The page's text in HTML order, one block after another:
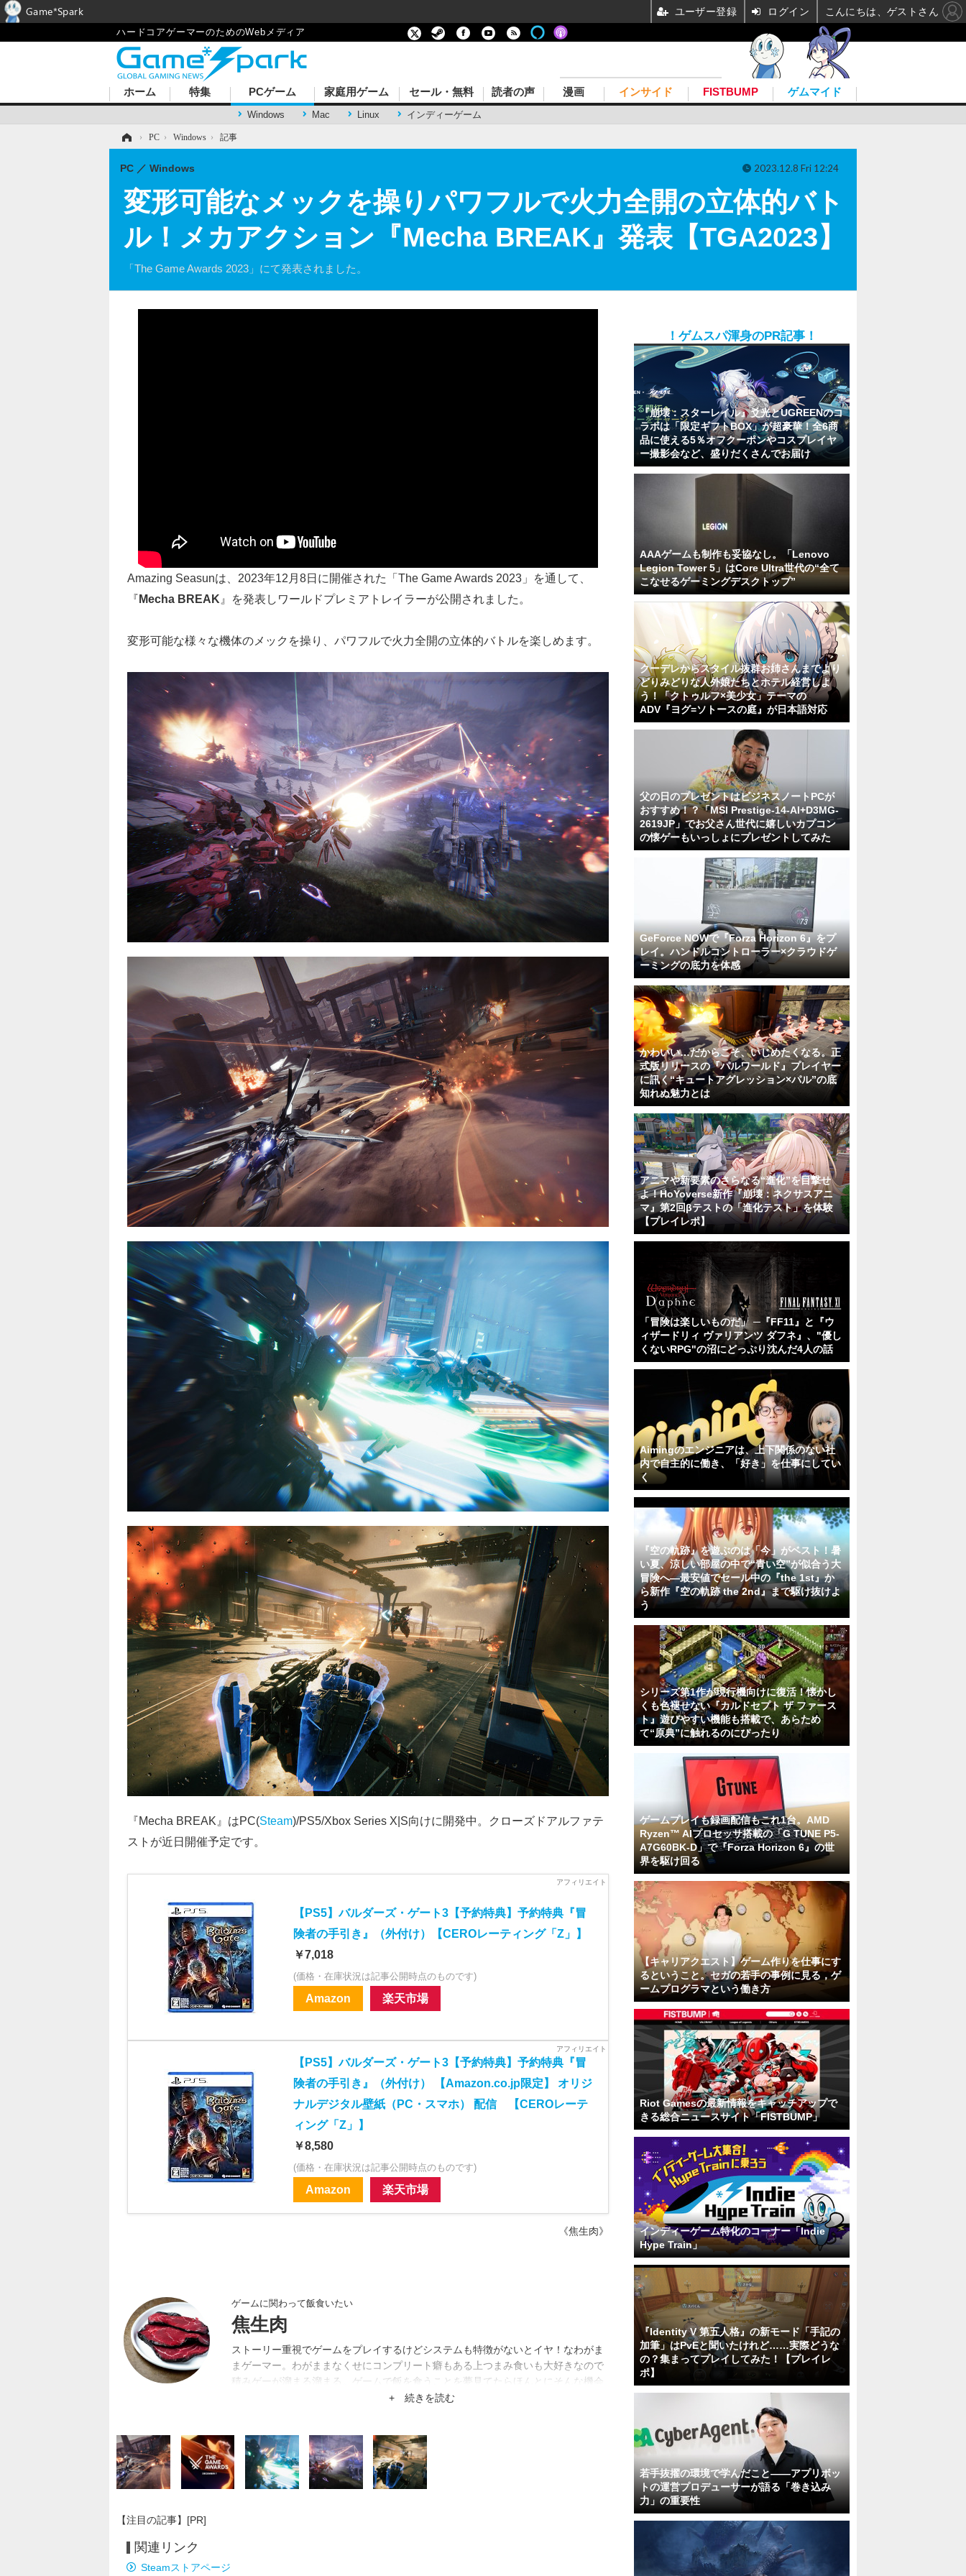
ハードコアゲーマーのためのWebメディア
ホーム 特集 PCゲーム
Windows Mac Linux インディーゲーム
家庭用ゲーム セール・無料 読者の声 漫画 インサイド FISTBUMP ゲムマイド
› PC › Windows › 記事
変形可能なメックを操りパワフルで火力全開の立体的バト
ル！メカアクション『Mecha BREAK』発表【TGA2023】
「The Game Awards 2023」にて発表されました。
PC Windows 2023.12.8 Fri 12:24
Amazing Seasunは、2023年12月8日に開催された「The Game Awards 2023」を通して、
『Mecha BREAK 』を発表しワールドプレミアトレイラーが公開されました。
変形可能な様々な機体のメックを操り、パワフルで火力全開の立体的バトルを楽しめます。
『Mecha BREAK』はPC(Steam)/PS5/Xbox Series X|S向けに開発中。クローズドアルファテ
ストが近日開催予定です。
【PS5】バルダーズ・ゲート3【予約特典】予約特典『冒
険者の手引き』（外付け）【CEROレーティング「Z」】
￥7,018
(価格・在庫状況は記事公開時点のものです)
Amazon 楽天市場
【PS5】バルダーズ・ゲート3【予約特典】予約特典『冒
険者の手引き』（外付け） 【Amazon.co.jp限定】 オリジ
ナルデジタル壁紙（PC・スマホ） 配信 【CEROレーテ
ィング「Z」】
￥8,580
(価格・在庫状況は記事公開時点のものです)
Amazon 楽天市場
《焦生肉》
ゲームに関わって飯食いたい
焦生肉
ストーリー重視でゲームをプレイするけどシステムも特徴がないとイヤ！なわがま
まゲーマー。わがままなくせにコンプリート癖もある上つまみ食いも大好きなので
積みゲーが溜まる溜まる。ゲームで飯を食うことを夢見てたらほんとにそんな機会
+ 続きを読む
【注目の記事】[PR]
関連リンク
Steamストアページ
！ゲムスパ渾身のPR記事！
『崩壊：スターレイル』爻光とUGREENのコ
ラボは「限定ギフトBOX」が超豪華！全6商
品に使える5％オフクーポンやコスプレイヤ
ー撮影会など、盛りだくさんでお届け
AAAゲームも制作も妥協なし。「Lenovo
Legion Tower 5」はCore Ultra世代の“全て
こなせるゲーミングデスクトップ”
クーデレからスタイル抜群お姉さんまでより
どりみどりな人外娘たちとホテル経営しよ
う！「クトゥルフ×美少女」テーマの
ADV『ヨグ=ソトースの庭』が日本語対応
父の日のプレゼントはビジネスノートPCが
おすすめ！？「MSI Prestige-14-AI+D3MG-
2619JP」でお父さん世代に嬉しいカプコン
の懐ゲーもいっしょにプレゼントしてみた
GeForce NOWで『Forza Horizon 6』をプ
レイ。ハンドルコントローラー×クラウドゲ
ーミングの底力を体感
かわいい…だからこそ、いじめたくなる。正
式版リリースの『パルワールド』プレイヤー
に訊く“キュートアグレッション×パル”の底
知れぬ魅力とは
アニマや新要素のさらなる“進化”を目撃せ
よ！HoYoverse新作『崩壊：ネクサスアニ
マ』第2回βテストの「進化テスト」を体験
【プレイレポ】
「冒険は楽しいものだ」 ─『FF11』と『ウ
ィザードリィ ヴァリアンツ ダフネ』、"優し
くないRPG"の沼にどっぷり沈んだ4人の話
Aimingのエンジニアは、上下関係のない社
内で自主的に働き、「好き」を仕事にしてい
く
『空の軌跡』を遊ぶのは「今」がベスト！暑
い夏、涼しい部屋の中で“青い空”が似合う大
冒険へ―最安値でセール中の『the 1st』か
ら新作『空の軌跡 the 2nd』まで駆け抜けよ
う
シリーズ第1作が現行機向けに復活！懐かし
くも色褪せない『カルドセプト ザ ファース
ト』遊びやすい機能も搭載で、あらため
て“原典”に触れるのにぴったり
ゲームプレイも録画配信もこれ1台。AMD
Ryzen™ AIプロセッサ搭載の「G TUNE P5-
A7G60BK-D」で『Forza Horizon 6』の世
界を駆け回る
【キャリアクエスト】ゲーム作りを仕事にす
るということ。セガの若手の事例に見る，ゲ
ームプログラマという働き方
Riot Gamesの最新情報をキャッチアップで
きる総合ニュースサイト「FISTBUMP」
インディーゲーム特化のコーナー「Indie
Hype Train」
『Identity V 第五人格』の新モード「手記の
加筆」はPvEと聞いたけれど……実際どうな
の？集まってプレイしてみた！【プレイレ
ポ】
若手抜擢の環境で学んだこと――アプリボッ
トの運営プロデューサーが語る「巻き込み
力」の重要性
Game*Spark ユーザー登録 ログイン こんにちは、ゲストさん